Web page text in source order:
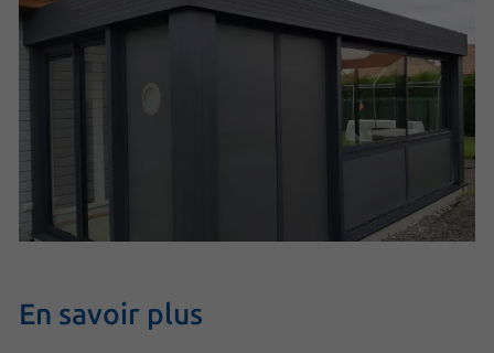
En savoir plus